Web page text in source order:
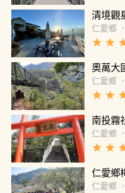
清境觀
仁愛鄉 ．
grade grade
奧萬大
仁愛鄉 ．
grade grade
南投霧
仁愛鄉 ．
grade grade
仁愛鄉
仁愛鄉 ．